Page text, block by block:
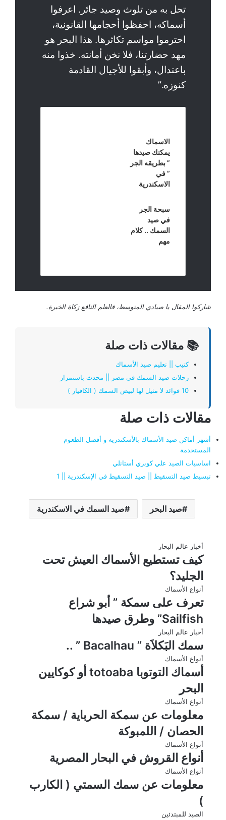
تحل به من تلوث وصيد جائر. اعرفوا
أسماكه، احفظوا أحجامها القانونية،
احترموا مواسم تكاثرها. هذا البحر هو
مهد حضارتنا، فلا نخن أمانته. خذوا منه
باعتدال، وأبقوا للأجيال القادمة
كنوزه.”
الاسماك
يمكنك صيدها
” بطريقه الجر
” في
الاسكندرية
سبحة الجر
في صيد
السمك .. كلام
مهم
شاركوا المقال يا صيادي المتوسط، فالعلم النافع زكاة الخبرة.
📚 مقالات ذات صلة
كتيب || تعليم صيد الأسماك
رحلات صيد السمك في مصر || محدث باستمرار
10 فوائد لا مثيل لها لبيض السمك ( الكافيار )
مقالات ذات صلة
أشهر أماكن صيد الأسماك بالأسكندريه و أفضل الطعوم
المستخدمة
اساسيات الصيد علي كوبري أستانلي
تبسيط صيد التسقيط || صيد التسقيط في الإسكندرية || 1
صيد البحر صيد السمك في الاسكندرية
أخبار عالم البحار
كيف تستطيع الأسماك العيش تحت
الجليد؟
أنواع الأسماك
تعرف على سمكة ” أبو شراع
Sailfish” وطرق صيدها
أخبار عالم البحار
سمك البَكلاَة ” Bacalhau ” ..
أنواع الأسماك
أسماك التوتوبا totoaba أو كوكايين
البحر
أنواع الأسماك
معلومات عن ﺳﻤﻜﺔ ﺍﻟﺤﺮﺑﺎﻳﺔ / ﺳﻤﻜﺔ
ﺍﻟﺤﺼﺎﻥ / ﺍﻟﻠﻤﺒﻮﻛﺔ
أنواع الأسماك
أنواع القروش في البحار المصرية
أنواع الأسماك
معلومات عن سمك السمتي ( الكارب
)
الصيد للمبتدئين